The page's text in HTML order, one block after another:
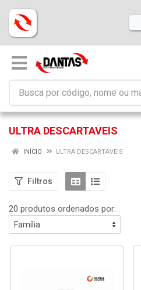
ULTRA DESCARTAVEIS
INÍCIO ULTRA DESCARTAVEIS
Filtros
20 produtos ordenados por: